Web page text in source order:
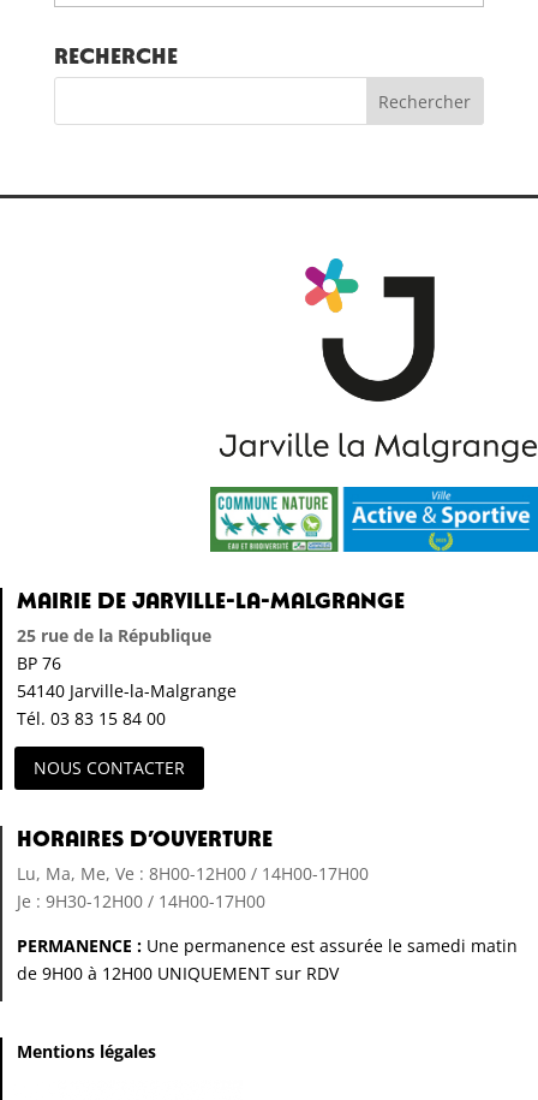
RECHERCHE
Mairie de Jarville-la-Malgrange
25 rue de la République
BP 76
54140 Jarville-la-Malgrange
Tél. 03 83 15 84 00
NOUS CONTACTER
Horaires d’ouverture
Lu, Ma, Me, Ve : 8H00-12H00 / 14H00-17H00
Je : 9H30-12H00 / 14H00-17H00
PERMANENCE : Une permanence est assurée le samedi matin
de 9H00 à 12H00 UNIQUEMENT sur RDV
Mentions légales